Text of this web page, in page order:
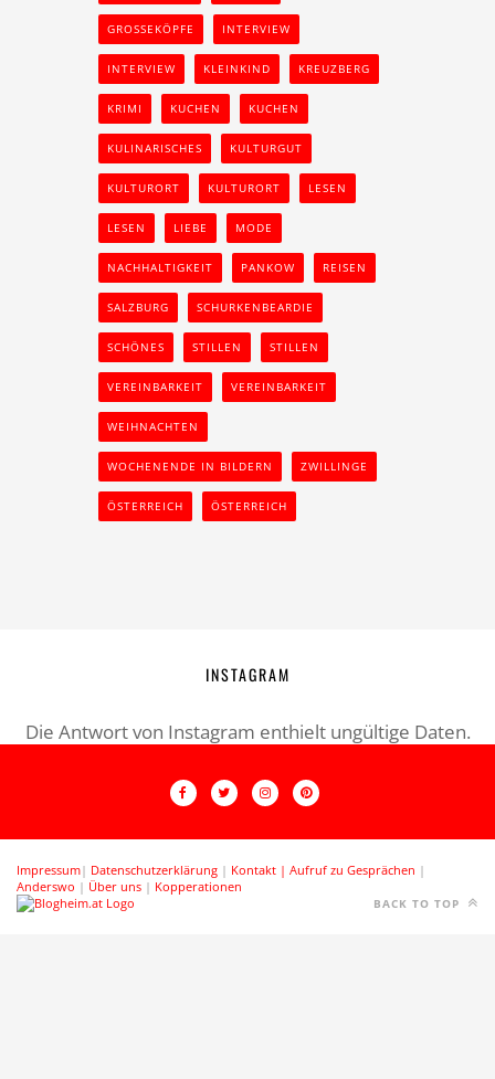
GROSSEKÖPFE INTERVIEW
INTERVIEW KLEINKIND KREUZBERG
KRIMI KUCHEN KUCHEN
KULINARISCHES KULTURGUT
KULTURORT KULTURORT LESEN
LESEN LIEBE MODE
NACHHALTIGKEIT PANKOW REISEN
SALZBURG SCHURKENBEARDIE
SCHÖNES STILLEN STILLEN
VEREINBARKEIT VEREINBARKEIT
WEIHNACHTEN
WOCHENENDE IN BILDERN ZWILLINGE
ÖSTERREICH ÖSTERREICH
INSTAGRAM
Die Antwort von Instagram enthielt ungültige Daten.
Impressum| Datenschutzerklärung | Kontakt | Aufruf zu Gesprächen |
Anderswo | Über uns | Kopperationen
BACK TO TOP